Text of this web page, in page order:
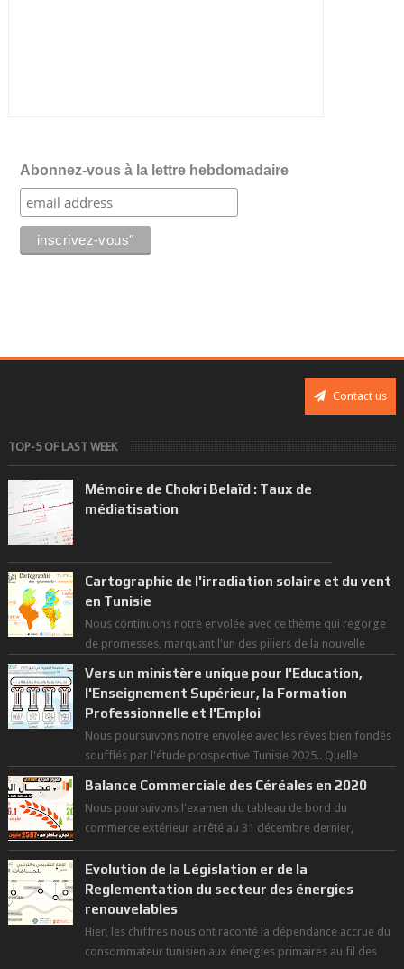
Abonnez-vous à la lettre hebdomadaire
Contact us
TOP-5 OF LAST WEEK
Mémoire de Chokri Belaïd : Taux de
médiatisation
Cartographie de l'irradiation solaire et du vent
en Tunisie
Nous continuons notre envolée avec ce thème qui regorge
de promesses, marquant l'un des piliers de la nouvelle
Vers un ministère unique pour l'Education,
l'Enseignement Supérieur, la Formation
Professionnelle et l'Emploi
Nous poursuivons notre envolée avec les rêves bien fondés
soufflés par l'étude prospective Tunisie 2025.. Quelle
Balance Commerciale des Céréales en 2020
Nous poursuivons l'examen du tableau de bord du
commerce extérieur arrêté au 31 décembre dernier,
rendant compte de nos prouesses et man...
Evolution de la Législation er de la
Reglementation du secteur des énergies
renouvelables
Hier, les chiffres nous ont raconté la dépendance accrue du
consommateur tunisien aux énergies primaires au fil des